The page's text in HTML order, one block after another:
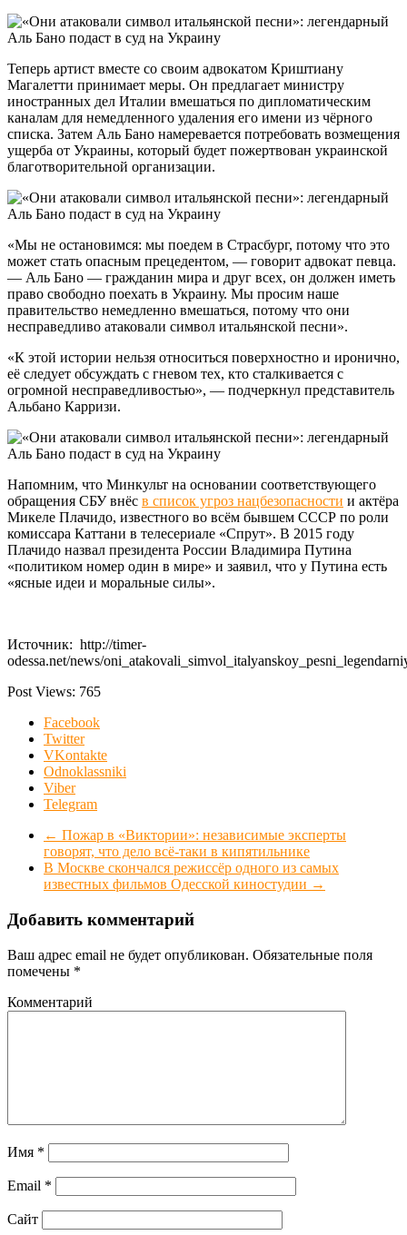
Теперь артист вместе со своим адвокатом Криштиану
Магалетти принимает меры. Он предлагает министру
иностранных дел Италии вмешаться по дипломатическим
каналам для немедленного удаления его имени из чёрного
списка. Затем Аль Бано намеревается потребовать возмещения
ущерба от Украины, который будет пожертвован украинской
благотворительной организации.
«Мы не остановимся: мы поедем в Страсбург, потому что это
может стать опасным прецедентом, — говорит адвокат певца.
— Аль Бано — гражданин мира и друг всех, он должен иметь
право свободно поехать в Украину. Мы просим наше
правительство немедленно вмешаться, потому что они
несправедливо атаковали символ итальянской песни».
«К этой истории нельзя относиться поверхностно и иронично,
её следует обсуждать с гневом тех, кто сталкивается с
огромной несправедливостью», — подчеркнул представитель
Альбано Карризи.
Напомним, что Минкульт на основании соответствующего
обращения СБУ внёс в список угроз нацбезопасности и актёра
Микеле Плачидо, известного во всём бывшем СССР по роли
комиссара Каттани в телесериале «Спрут». В 2015 году
Плачидо назвал президента России Владимира Путина
«политиком номер один в мире» и заявил, что у Путина есть
«ясные идеи и моральные силы».
Источник: http://timer-
odessa.net/news/
Post Views: 765
Facebook
Twitter
VKontakte
Odnoklassniki
Viber
Telegram
← Пожар в «Виктории»: независимые эксперты
говорят, что дело всё-таки в кипятильнике
В Москве скончался режиссёр одного из самых
известных фильмов Одесской киностудии →
Добавить комментарий
Ваш адрес email не будет опубликован. Обязательные поля
помечены *
Комментарий
Имя *
Email *
Сайт